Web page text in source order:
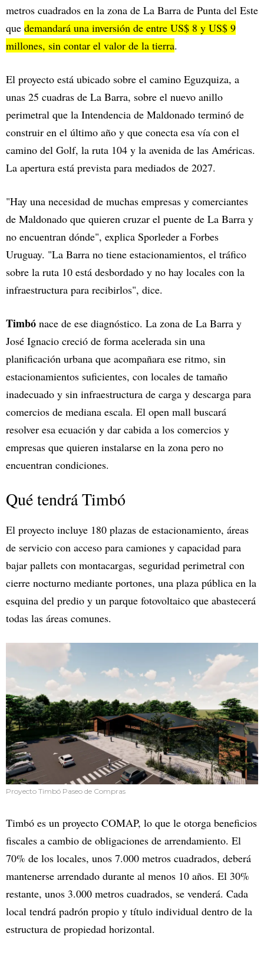
metros cuadrados en la zona de La Barra de Punta del Este
que demandará una inversión de entre US$ 8 y US$ 9
millones, sin contar el valor de la tierra.
El proyecto está ubicado sobre el camino Eguzquiza, a
unas 25 cuadras de La Barra, sobre el nuevo anillo
perimetral que la Intendencia de Maldonado terminó de
construir en el último año y que conecta esa vía con el
camino del Golf, la ruta 104 y la avenida de las Américas.
La apertura está prevista para mediados de 2027.
"Hay una necesidad de muchas empresas y comerciantes
de Maldonado que quieren cruzar el puente de La Barra y
no encuentran dónde", explica Sporleder a Forbes
Uruguay. "La Barra no tiene estacionamientos, el tráfico
sobre la ruta 10 está desbordado y no hay locales con la
infraestructura para recibirlos", dice.
Timbó nace de ese diagnóstico. La zona de La Barra y
José Ignacio creció de forma acelerada sin una
planificación urbana que acompañara ese ritmo, sin
estacionamientos suficientes, con locales de tamaño
inadecuado y sin infraestructura de carga y descarga para
comercios de mediana escala. El open mall buscará
resolver esa ecuación y dar cabida a los comercios y
empresas que quieren instalarse en la zona pero no
encuentran condiciones.
Qué tendrá Timbó
El proyecto incluye 180 plazas de estacionamiento, áreas
de servicio con acceso para camiones y capacidad para
bajar pallets con montacargas, seguridad perimetral con
cierre nocturno mediante portones, una plaza pública en la
esquina del predio y un parque fotovoltaico que abastecerá
todas las áreas comunes.
Proyecto Timbó Paseo de Compras
Timbó es un proyecto COMAP, lo que le otorga beneficios
fiscales a cambio de obligaciones de arrendamiento. El
70% de los locales, unos 7.000 metros cuadrados, deberá
mantenerse arrendado durante al menos 10 años. El 30%
restante, unos 3.000 metros cuadrados, se venderá. Cada
local tendrá padrón propio y título individual dentro de la
estructura de propiedad horizontal.